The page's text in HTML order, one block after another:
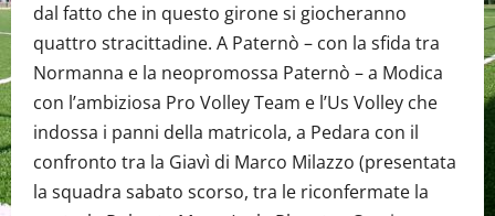
dal fatto che in questo girone si giocheranno
quattro stracittadine. A Paternò – con la sfida tra
Normanna e la neopromossa Paternò – a Modica
con l’ambiziosa Pro Volley Team e l’Us Volley che
indossa i panni della matricola, a Pedara con il
confronto tra la Giavì di Marco Milazzo (presentata
la squadra sabato scorso, tra le riconfermate la